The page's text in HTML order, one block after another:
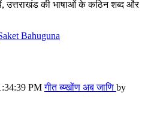
उत्तराखंड की भाषाओं के कठिन शब्द और
Bahuguna
PMगीत ब्य्खोंण अब जाणि by